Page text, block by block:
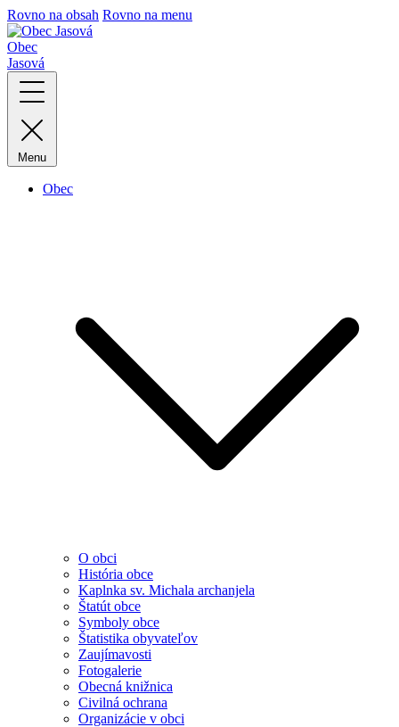
Rovno na obsah Rovno na menu
Obec
Jasová
Menu
Obec
O obci
História obce
Kaplnka sv. Michala archanjela
Štatút obce
Symboly obce
Štatistika obyvateľov
Zaujímavosti
Fotogalerie
Obecná knižnica
Civilná ochrana
Organizácie v obci